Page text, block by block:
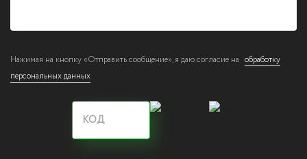
Нажимая на кнопку «Отправить сообщение», я даю согласие на обработку
персональных данных